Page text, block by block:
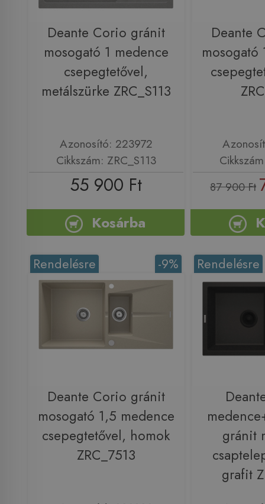
Deante Corio gránit
mosogató 1 medence
csepegtetővel,
metálszürke ZRC_S113
Azonosító: 223972
Cikkszám: ZRC_S113
55 900 Ft
Kosárba
Deante
mosogató
87 900 Ft
-9%
Rendelésre
Deante Corio gránit
mosogató 1,5 medence
csepegtetővel, homok
ZRC_7513
Rendelésre
gránit
grafit